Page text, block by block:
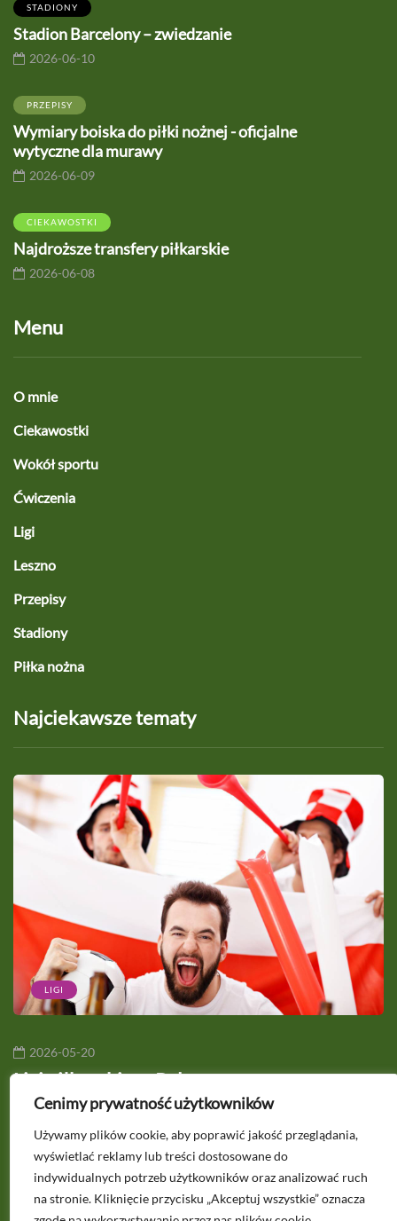
Cenimy prywatność użytkowników
Używamy plików cookie, aby poprawić jakość przeglądania,
wyświetlać reklamy lub treści dostosowane do
indywidualnych potrzeb użytkowników oraz analizować ruch
na stronie. Kliknięcie przycisku „Akceptuj wszystkie” oznacza
STADIONY
Stadion Barcelony – zwiedzanie
2026-06-10
PRZEPISY
Wymiary boiska do piłki nożnej - oficjalne
wytyczne dla murawy
2026-06-09
CIEKAWOSTKI
Najdroższe transfery piłkarskie
2026-06-08
Menu
O mnie
Ciekawostki
Wokół sportu
Ćwiczenia
Ligi
Leszno
Przepisy
Stadiony
Piłka nożna
Najciekawsze tematy
LIGI
2026-05-20
Ligi piłkarskie w Polsce
Masz pytanie? Napisz na
kontakt@polonia1912.pl